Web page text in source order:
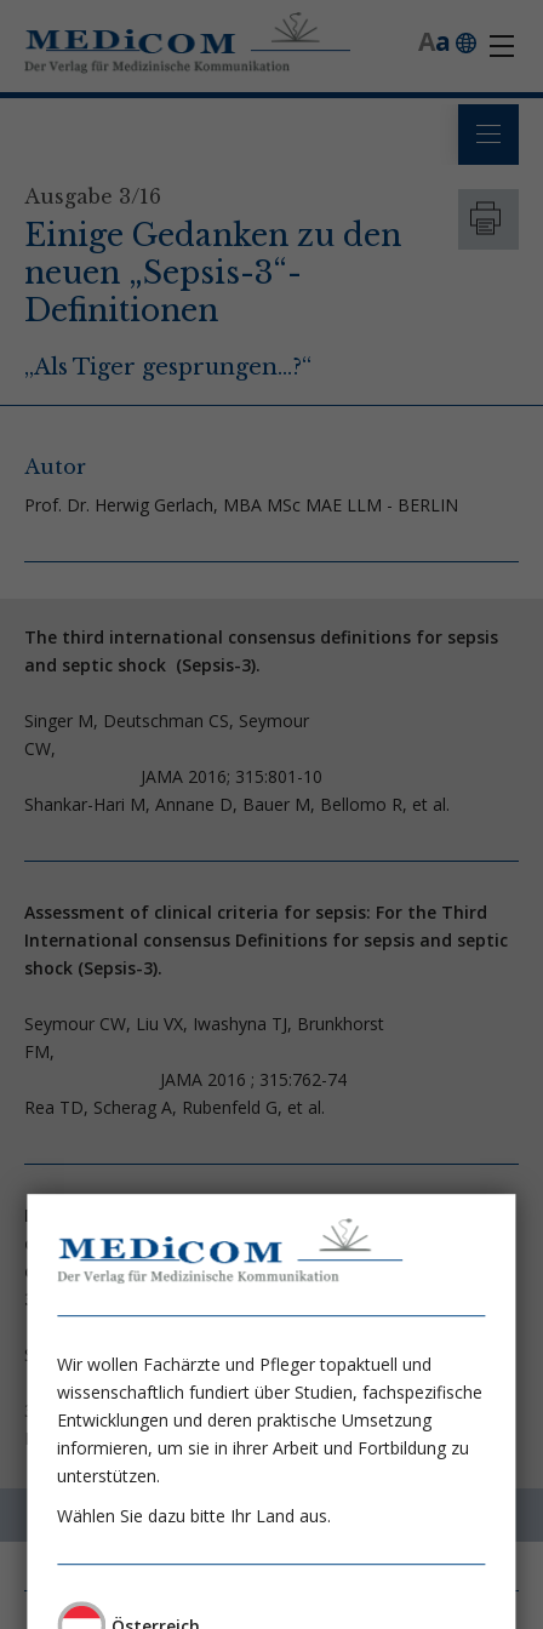
a
A
Ausgabe 3/16
Einige Gedanken zu den
neuen „Sepsis-3“-
Definitionen
„Als Tiger gesprungen...?“
Autor
Prof. Dr. Herwig Gerlach, MBA MSc MAE LLM - BERLIN
The third international consensus definitions for sepsis
and septic shock (Sepsis-3).
Singer M, Deutschman CS, Seymour
CW,
JAMA 2016; 315:801-10
Shankar-Hari M, Annane D, Bauer M, Bellomo R, et al.
Assessment of clinical criteria for sepsis: For the Third
International consensus Definitions for sepsis and septic
shock (Sepsis-3).
Seymour CW, Liu VX, Iwashyna TJ, Brunkhorst
FM,
JAMA 2016 ; 315:762-74
Rea TD, Scherag A, Rubenfeld G, et al.
Developing a new definition and assessing new clinical
criteria for septic shock: For the third international
consensus definitions for sepsis and septic shock (Sepsis-
3).
Shankar-Hari M, Phillips GS, Levy ML, Seymour CW,
JAMA 2016;
315:775-87
Liu VX, Deutschman CS, Angus DC, Rubenfeld GD, et al.
Wir wollen Fachärzte und Pfleger topaktuell und
wissenschaftlich fundiert über Studien, fachspezifische
Entwicklungen und deren praktische Umsetzung
informieren, um sie in ihrer Arbeit und Fortbildung zu
unterstützen.
Wählen Sie dazu bitte Ihr Land aus.